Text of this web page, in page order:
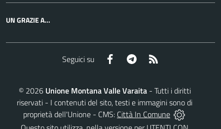
UN GRAZIE A...
Seguici su Facebook Telegram
© 2026 Unione Montana Valle Varaita- Tutti i diritti
riservati - I contenuti del sito, testi e immagini sono di
proprietà dell'Unione - CMS: Città In Comune